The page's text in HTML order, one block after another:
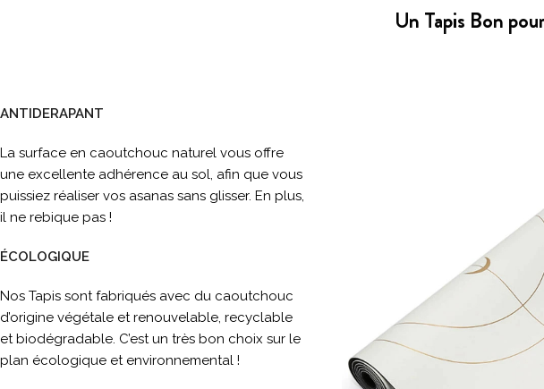
Un Tapis Bon
ANTIDERAPANT
La surface en caoutchouc naturel vous offre
une excellente adhérence au sol, afin que vous
puissiez réaliser vos asanas sans glisser. En plus,
il ne rebique pas !
ÉCOLOGIQUE
Nos Tapis sont fabriqués avec du caoutchouc
d’origine végétale et renouvelable, recyclable
et biodégradable. C’est un très bon choix sur le
plan écologique et environnemental !